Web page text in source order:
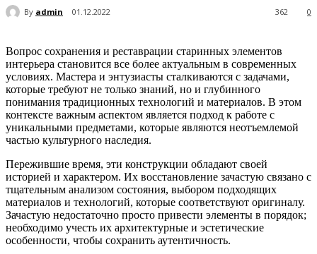
By admin 01.12.2022 0
362
Вопрос сохранения и реставрации старинных элементов
интерьера становится все более актуальным в современных
условиях. Мастера и энтузиасты сталкиваются с задачами,
которые требуют не только знаний, но и глубинного
понимания традиционных технологий и материалов. В этом
контексте важным аспектом является подход к работе с
уникальными предметами, которые являются неотъемлемой
частью культурного наследия.
Пережившие время, эти конструкции обладают своей
историей и характером. Их восстановление зачастую связано с
тщательным анализом состояния, выбором подходящих
материалов и технологий, которые соответствуют оригиналу.
Зачастую недостаточно просто привести элементы в порядок;
необходимо учесть их архитектурные и эстетические
особенности, чтобы сохранить аутентичность.